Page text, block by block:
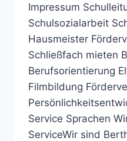
Impressum
Schulsozialarbeit
Hausmeister
Schließfach mieten
Berufsorientierung
Filmbildung
Service Sprachen
ServiceWir sind